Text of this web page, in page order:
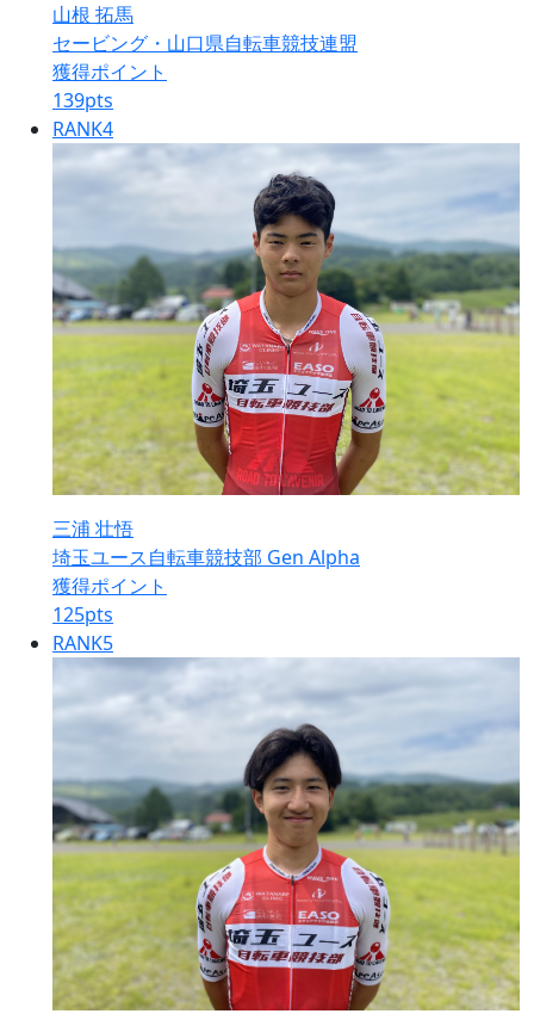
山根 拓馬
セービング・山口県自転車競技連盟
獲得ポイント
139pts
RANK4
三浦 壮悟
埼玉ユース自転車競技部 Gen Alpha
獲得ポイント
125pts
RANK5